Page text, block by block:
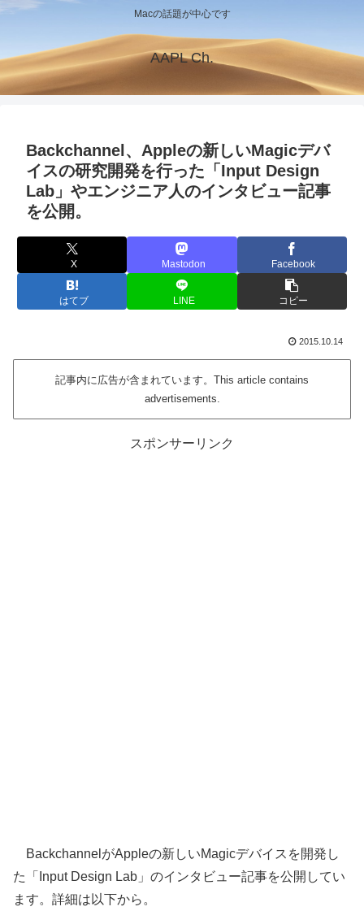
Macの話題が中心です
AAPL Ch.
Backchannel、Appleの新しいMagicデバ
イスの研究開発を行った「Input Design
Lab」やエンジニア人のインタビュー記事
を公開。
X Mastodon Facebook
はてブ LINE コピー
2015.10.14
記事内に広告が含まれています。This article contains
advertisements.
スポンサーリンク
BackchannelがAppleの新しいMagicデバイスを開発し
た「Input Design Lab」のインタビュー記事を公開してい
ます。詳細は以下から。